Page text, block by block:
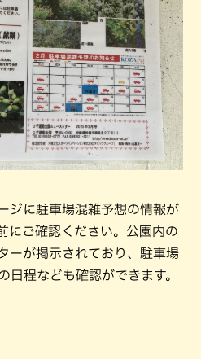
ジに駐車場混雑予想の情報が
にご確認ください。公園内の
ーが掲示されており、駐車場
日程なども確認ができます。